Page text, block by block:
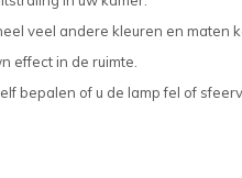
veel andere kleuren en maten
effect in de ruimte.
bepalen of u de lamp fel of